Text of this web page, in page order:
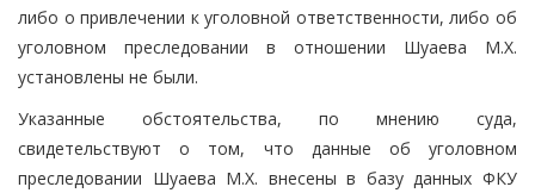
либо о привлечении к уголовной ответственности, либо об
уголовном преследовании в отношении Шуаева М.Х.
установлены не были.
Указанные обстоятельства, по мнению суда,
свидетельствуют о том, что данные об уголовном
преследовании Шуаева М.Х. внесены в базу данных ФКУ